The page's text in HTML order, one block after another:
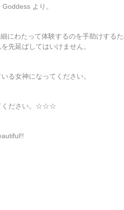
より。
わたって体験するのを手助けするた
先延ばしてはいけません。
る女神になってください。
ください。☆☆☆